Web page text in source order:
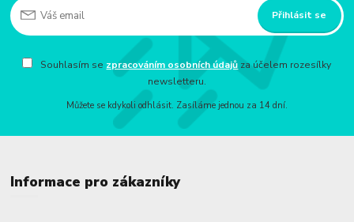
Přihlásit se
Souhlasím se zpracováním osobních údajů za účelem rozesílky
newsletteru.
Můžete se kdykoli odhlásit. Zasíláme jednou za 14 dní.
Informace pro zákazníky